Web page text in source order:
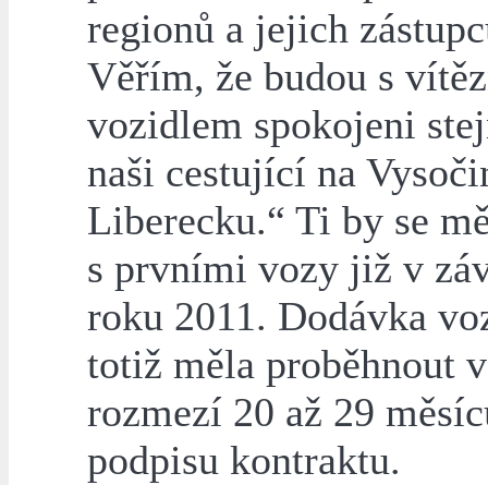
regionů a jejich
Věřím, že budou s
vozidlem spokojeni
naši cestující na
Liberecku.“ Ti by se
s prvními vozy již v
roku 2011. Dodávka
totiž měla proběhnout v
rozmezí 20 až 29
podpisu kontraktu.